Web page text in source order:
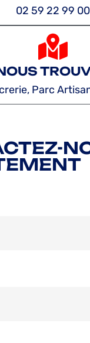
02 59 22 99 00
Parc